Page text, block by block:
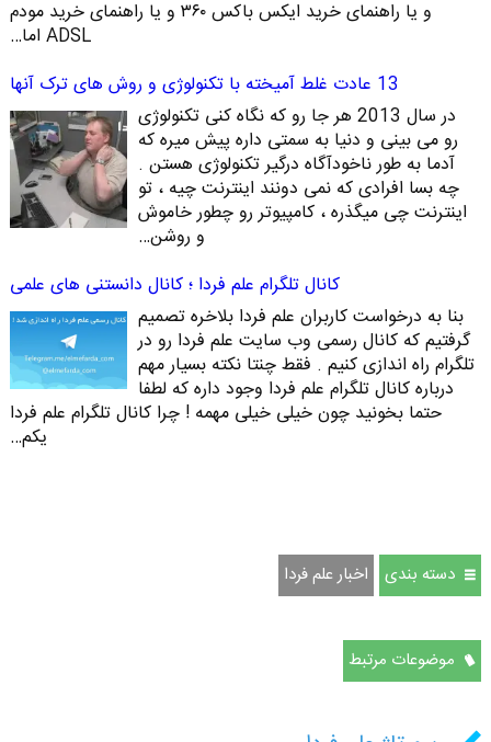
و یا راهنمای خرید ایکس باکس ۳۶۰ و یا راهنمای خرید مودم
ADSL اما…
13 عادت غلط آمیخته با تکنولوژی و روش های ترک آنها
در سال 2013 هر جا رو که نگاه کنی تکنولوژی
رو می بینی و دنیا به سمتی داره پیش میره که
آدما به طور ناخودآگاه درگیر تکنولوژی هستن .
چه بسا افرادی که نمی دونند اینترنت چیه ، تو
اینترنت چی میگذره ، کامپیوتر رو چطور خاموش
و روشن…
کانال تلگرام علم فردا ؛ کانال دانستنی های علمی
بنا به درخواست کاربران علم فردا بلاخره تصمیم
گرفتیم که کانال رسمی وب سایت علم فردا رو در
تلگرام راه اندازی کنیم . فقط چنتا نکته بسیار مهم
درباره کانال تلگرام علم فردا وجود داره که لطفا
حتما بخونید چون خیلی خیلی مهمه ! چرا کانال تلگرام علم فردا
یکم…
دسته بندی اخبار علم فردا
موضوعات مرتبط